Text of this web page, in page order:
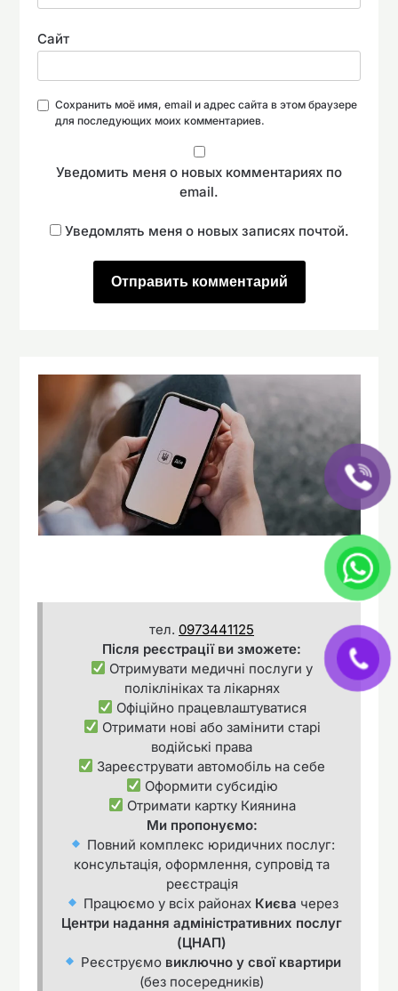
Сайт
Сохранить моё имя, email и адрес сайта в этом браузере
для последующих моих комментариев.
Уведомить меня о новых комментариях по
email.
Уведомлять меня о новых записях почтой.
тел. 0973441125
Після реєстрації ви зможете:
Отримувати медичні послуги у
поліклініках та лікарнях
Офіційно працевлаштуватися
Отримати нові або замінити старі
водійські права
Зареєструвати автомобіль на себе
Оформити субсидію
Отримати картку Киянина
Ми пропонуємо:
Повний комплекс юридичних послуг:
консультація, оформлення, супровід та
реєстрація
Працюємо у всіх районах Києва через
Центри надання адміністративних послуг
(ЦНАП)
Реєструємо виключно у свої квартири
(без посередників)